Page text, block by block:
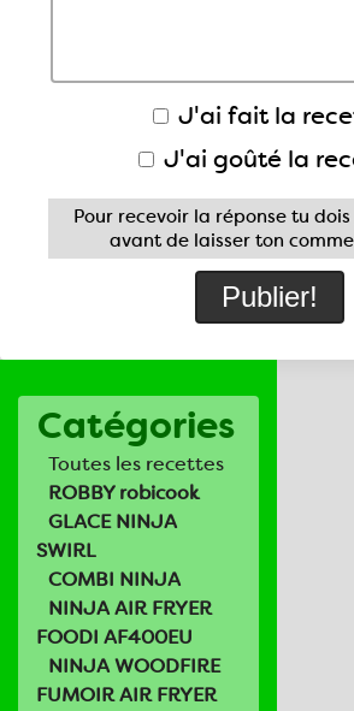
Catégories
Toutes les recettes
ROBBY robicook
GLACE NINJA
SWIRL
COMBI NINJA
NINJA AIR FRYER
FOODI AF400EU
NINJA WOODFIRE
FUMOIR AIR FRYER
J'ai fait la
J'ai goûté la
Pour recevoir la réponse tu dois
avant de laisser ton